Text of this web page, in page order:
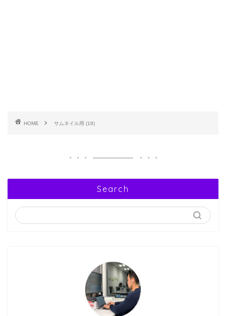
HOME サムネイル用 (18)
Search